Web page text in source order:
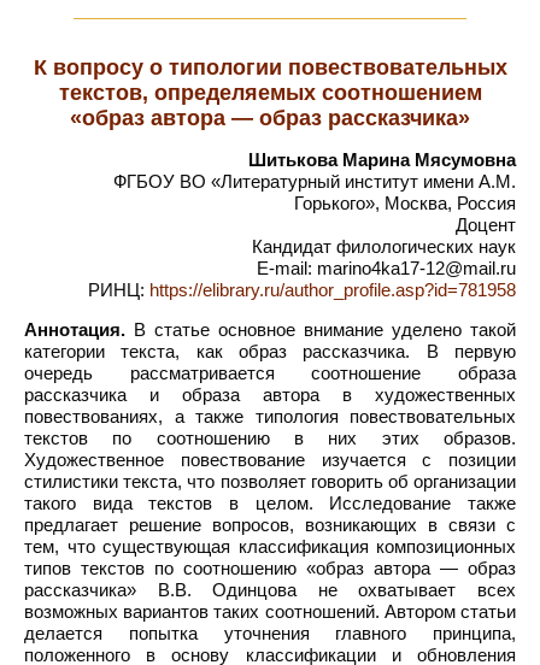
К вопросу о типологии повествовательных
текстов, определяемых соотношением
«образ автора — образ рассказчика»
Шитькова Марина Мясумовна
ФГБОУ ВО «Литературный институт имени А.М.
Горького», Москва, Россия
Доцент
Кандидат филологических наук
E-mail: marino4ka17-12@mail.ru
РИНЦ: https://elibrary.ru/author_profile.asp?id=781958
Аннотация. В статье основное внимание уделено такой
категории текста, как образ рассказчика. В первую
очередь рассматривается соотношение образа
рассказчика и образа автора в художественных
повествованиях, а также типология повествовательных
текстов по соотношению в них этих образов.
Художественное повествование изучается с позиции
стилистики текста, что позволяет говорить об организации
такого вида текстов в целом. Исследование также
предлагает решение вопросов, возникающих в связи с
тем, что существующая классификация композиционных
типов текстов по соотношению «образ автора — образ
рассказчика» В.В. Одинцова не охватывает всех
возможных вариантов таких соотношений. Автором статьи
делается попытка уточнения главного принципа,
положенного в основу классификации и обновления